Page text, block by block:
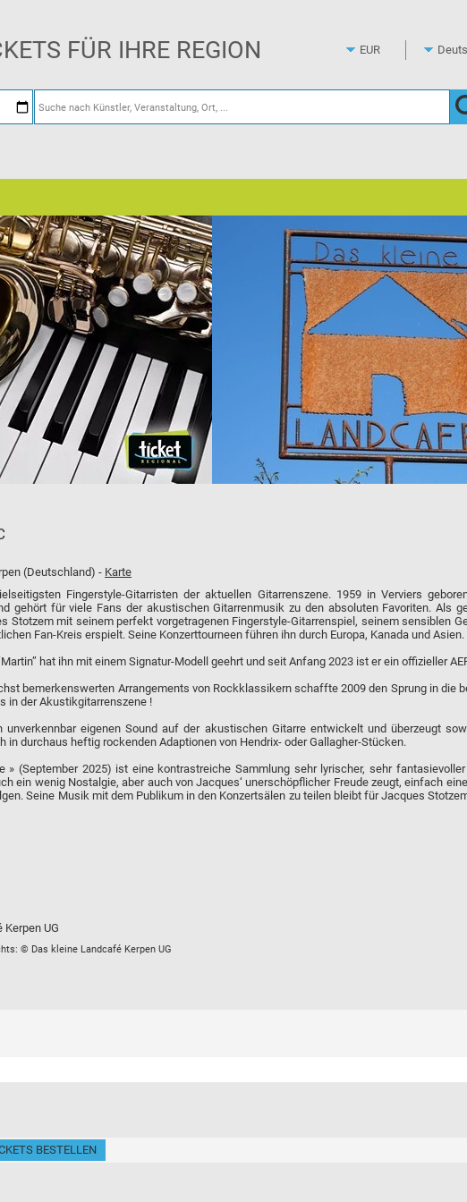
FÜR IHRE REGION
(Deutschland) - Karte
Fingerstyle-Gitarristen der aktuellen Gitarrenszene. 1959 in Verviers
gehört für viele Fans der akustischen Gitarrenmusik zu den absoluten Favoriten. Als
Stotzem mit seinem perfekt vorgetragenen Fingerstyle-Gitarrenspiel, seinem sensiblen
Fan-Kreis erspielt. Seine Konzerttourneen führen ihn durch Europa, Kanada und Asien.
hat ihn mit einem Signatur-Modell geehrt und seit Anfang 2023 ist er ein offizieller
bemerkenswerten Arrangements von Rockklassikern schaffte 2009 den Sprung in die
in der Akustikgitarrenszene !
eigenen Sound auf der akustischen Gitarre entwickelt und überzeugt
in durchaus heftig rockenden Adaptionen von Hendrix- oder Gallagher-Stücken.
» (September 2025) ist eine kontrastreiche Sammlung sehr lyrischer, sehr
ein wenig Nostalgie, aber auch von Jacques‘ unerschöpflicher Freude zeugt, einfach
Seine Musik mit dem Publikum in den Konzertsälen zu teilen bleibt für Jacques
UG
© Das kleine Landcafé Kerpen UG
BESTELLEN